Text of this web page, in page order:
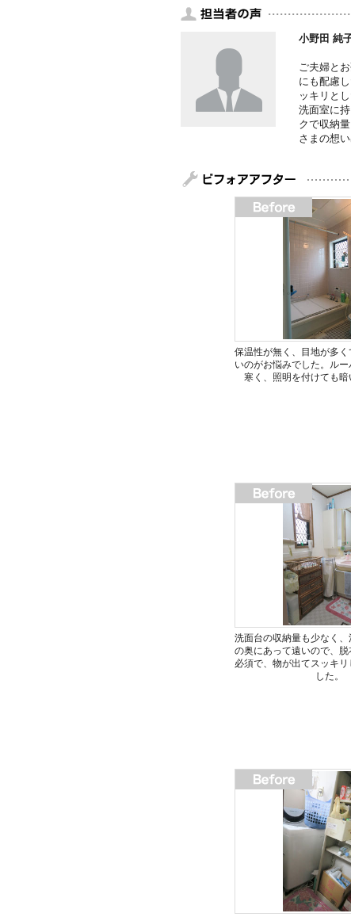
小野田 純
ご夫婦と
にも配慮
ッキリと
洗面室に
クで収納
さまの想
保温性が無く、目地が多く
いのがお悩みでした。ル
寒く、照明を付けても暗
洗面台の収納量も少なく
の奥にあって遠いので、
必須で、物が出てスッキ
した。